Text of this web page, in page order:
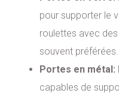
pour supporter le
roulettes avec
souvent préférées.
Portes en métal:
capables de